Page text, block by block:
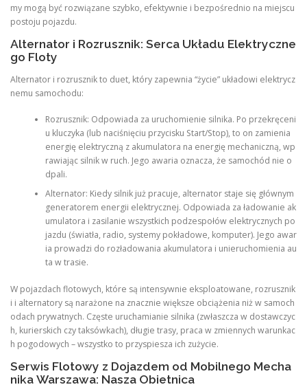
my mogą być rozwiązane szybko, efektywnie i bezpośrednio na miejscu
postoju pojazdu.
Alternator i Rozrusznik: Serca Układu Elektryczne
go Floty
Alternator i rozrusznik to duet, który zapewnia “życie” układowi elektrycz
nemu samochodu:
Rozrusznik: Odpowiada za uruchomienie silnika. Po przekręceni
u kluczyka (lub naciśnięciu przycisku Start/Stop), to on zamienia
energię elektryczną z akumulatora na energię mechaniczną, wp
rawiając silnik w ruch. Jego awaria oznacza, że samochód nie o
dpali.
Alternator: Kiedy silnik już pracuje, alternator staje się głównym
generatorem energii elektrycznej. Odpowiada za ładowanie ak
umulatora i zasilanie wszystkich podzespołów elektrycznych po
jazdu (światła, radio, systemy pokładowe, komputer). Jego awar
ia prowadzi do rozładowania akumulatora i unieruchomienia au
ta w trasie.
W pojazdach flotowych, które są intensywnie eksploatowane, rozrusznik
i i alternatory są narażone na znacznie większe obciążenia niż w samoch
odach prywatnych. Częste uruchamianie silnika (zwłaszcza w dostawczyc
h, kurierskich czy taksówkach), długie trasy, praca w zmiennych warunkac
h pogodowych – wszystko to przyspiesza ich zużycie.
Serwis Flotowy z Dojazdem od Mobilnego Mecha
nika Warszawa: Nasza Obietnica